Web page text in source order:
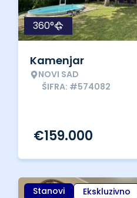
360°
Kamenjar
NOVI SAD
ŠIFRA: #574082
€159.000
Stanovi Ekskluzivno